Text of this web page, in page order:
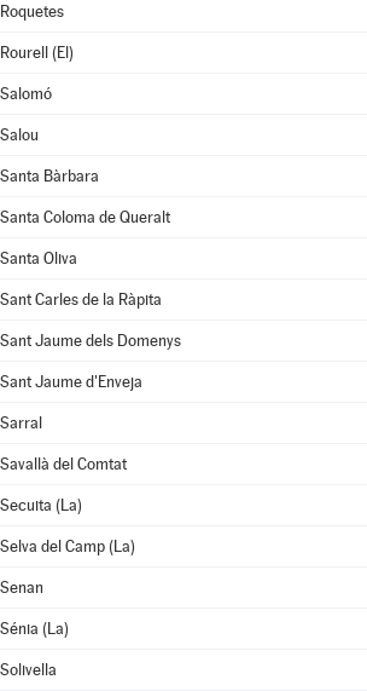
Roquetes
Rourell (El)
Salomó
Salou
Santa Bàrbara
Santa Coloma de Queralt
Santa Oliva
Sant Carles de la Ràpita
Sant Jaume dels Domenys
Sant Jaume d'Enveja
Sarral
Savallà del Comtat
Secuita (La)
Selva del Camp (La)
Senan
Sénia (La)
Solivella